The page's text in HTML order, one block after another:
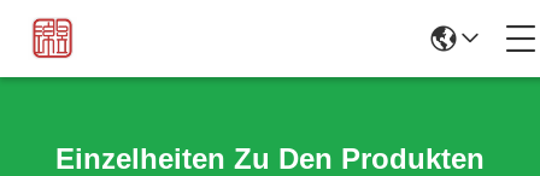
Einzelheiten Zu Den Produkten